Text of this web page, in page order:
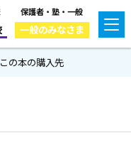
保護者・塾・一般
一般のみなさま
この本の購入先